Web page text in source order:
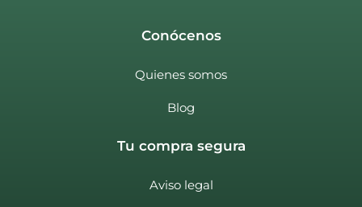
Conócenos
Quienes somos
Blog
Tu compra segura
Aviso legal